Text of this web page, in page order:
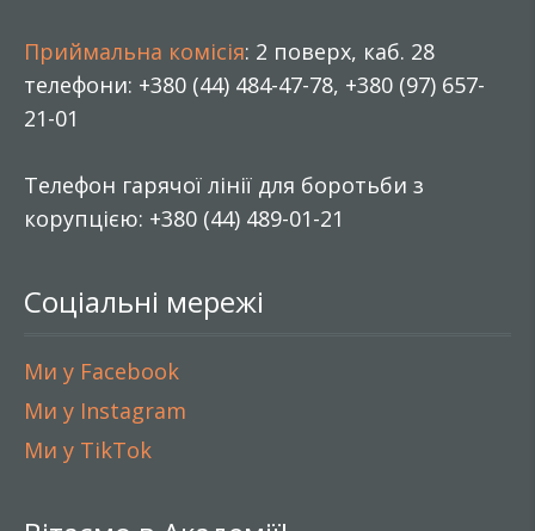
Приймальна комісія: 2 поверх, каб. 28
телефони: +380 (44) 484-47-78, +380 (97) 657-
21-01
Телефон гарячої лінії для боротьби з
корупцією: +380 (44) 489-01-21
Соціальні мережі
Ми у Facebook
Ми у Instagram
Ми у TikTok